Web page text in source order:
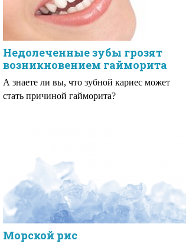
Недолеченные зубы грозят
возникновением гайморита
А знаете ли вы, что зубной кариес может
стать причиной гайморита?
Морской рис